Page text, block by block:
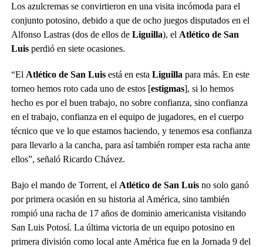
Los azulcremas se convirtieron en una visita incómoda para el
conjunto potosino, debido a que de ocho juegos disputados en el
Alfonso Lastras (dos de ellos de Liguilla), el Atlético de San
Luisperdió en siete ocasiones.
“El Atlético de San Luisestá en esta Liguilla para más. En este
torneo hemos roto cada uno de estos [estigmas], si lo hemos
hecho es por el buen trabajo, no sobre confianza, sino confianza
en el trabajo, confianza en el equipo de jugadores, en el cuerpo
técnico que ve lo que estamos haciendo, y tenemos esa confianza
para llevarlo a la cancha, para así también romper esta racha ante
ellos”, señaló Ricardo Chávez.
Bajo el mando de Torrent, el Atlético de San Luisno solo ganó
por primera ocasión en su historia al América, sino también
rompió una racha de 17 años de dominio americanista visitando
San Luis Potosí. La última victoria de un equipo potosino en
primera división como local ante América fue en la Jornada 9 del